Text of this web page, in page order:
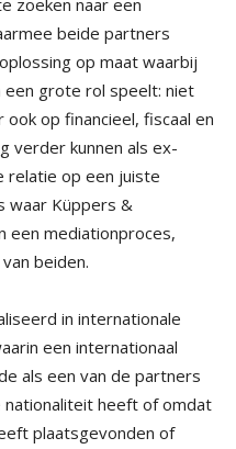
zoeken naar een
beide partners
op maat waarbij
een grote rol speelt: niet
op financieel, fiscaal en
verder kunnen als ex-
relatie op een juiste
waar Küppers &
een mediationproces,
beiden.
in internationale
een internationaal
als een van de partners
heeft of omdat
plaatsgevonden of